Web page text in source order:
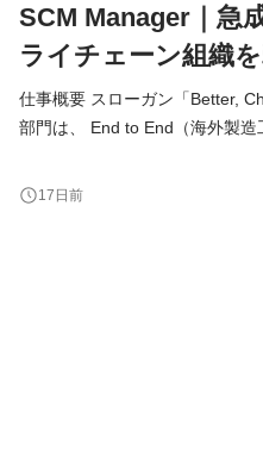
SCM Manager｜急
ライチェーン組織を
仕事概要 スローガン「Better,
部門は、 End to End（海外製
庫・倉庫・配送」を管理してカ
リーにお届けし、且つコスト削
17日前